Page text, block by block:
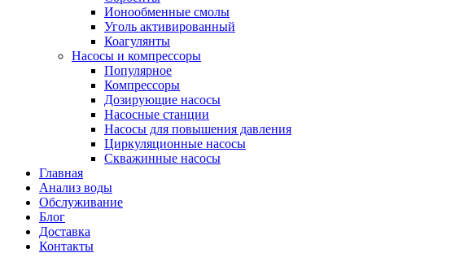
Ионообменные смолы
Уголь активированный
Коагулянты
Насосы и компрессоры
Популярное
Компрессоры
Дозирующие насосы
Насосные станции
Насосы для повышения давления
Циркуляционные насосы
Скважинные насосы
Главная
Анализ воды
Обслуживание
Блог
Доставка
Контакты